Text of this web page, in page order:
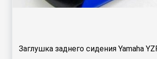
Заглушка заднего сидения Yamaha